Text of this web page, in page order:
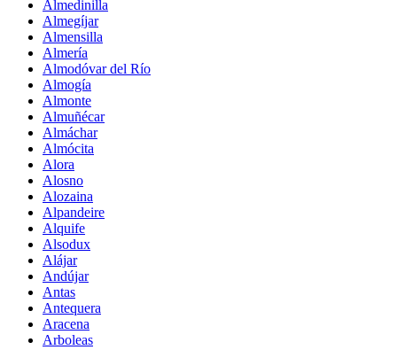
Almedinilla
Almegíjar
Almensilla
Almería
Almodóvar del Río
Almogía
Almonte
Almuñécar
Almáchar
Almócita
Alora
Alosno
Alozaina
Alpandeire
Alquife
Alsodux
Alájar
Andújar
Antas
Antequera
Aracena
Arboleas